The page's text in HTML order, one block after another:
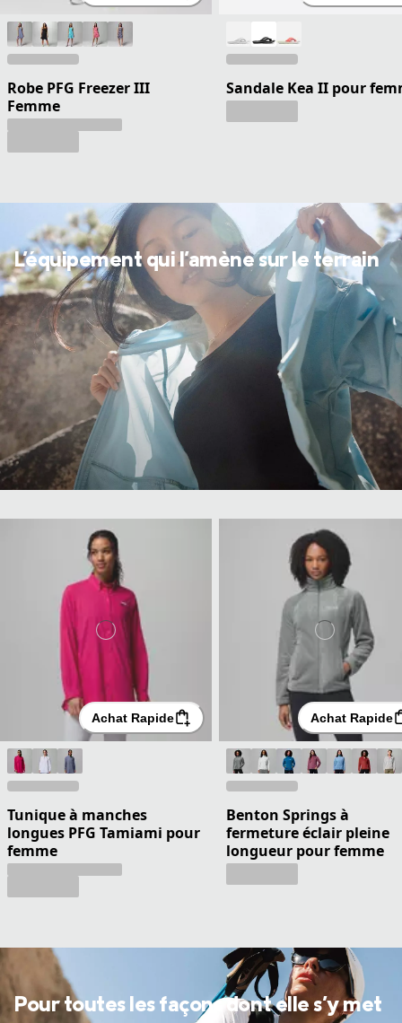
Robe PFG Freezer III
Femme
Sandale Kea II pour
L'équipement qui l'amène sur le terrain
Achat Rapide
Tunique à manches
longues PFG Tamiami pour
femme
Achat Rapide
Benton Springs à
fermeture éclair pleine
longueur pour femme
Pour toutes les façons dont elle s'y met